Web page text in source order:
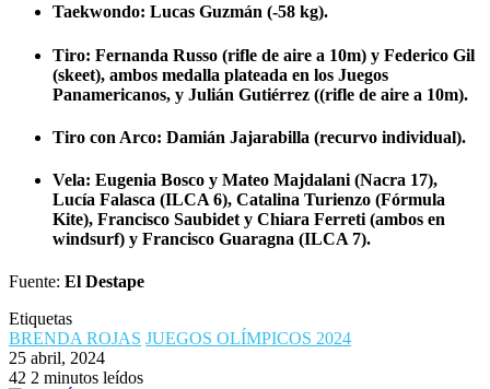
Taekwondo: Lucas Guzmán (-58 kg).
Tiro: Fernanda Russo (rifle de aire a 10m) y Federico Gil
(skeet), ambos medalla plateada en los Juegos
Panamericanos, y Julián Gutiérrez ((rifle de aire a 10m).
Tiro con Arco: Damián Jajarabilla (recurvo individual).
Vela: Eugenia Bosco y Mateo Majdalani (Nacra 17),
Lucía Falasca (ILCA 6), Catalina Turienzo (Fórmula
Kite), Francisco Saubidet y Chiara Ferreti (ambos en
windsurf) y Francisco Guaragna (ILCA 7).
Fuente: El Destape
Etiquetas
BRENDA ROJAS JUEGOS OLÍMPICOS 2024
25 abril, 2024
42 2 minutos leídos